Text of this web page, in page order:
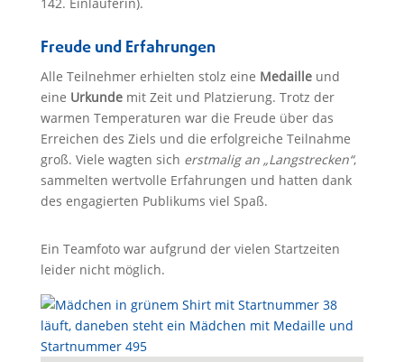
142. Einläuferin).
Freude und Erfahrungen
Alle Teilnehmer erhielten stolz eine Medailleund
eine Urkundemit Zeit und Platzierung. Trotz der
warmen Temperaturen war die Freude über das
Erreichen des Ziels und die erfolgreiche Teilnahme
groß. Viele wagten sich erstmalig an „Langstrecken“,
sammelten wertvolle Erfahrungen und hatten dank
des engagierten Publikums viel Spaß.
Ein Teamfoto war aufgrund der vielen Startzeiten
leider nicht möglich.